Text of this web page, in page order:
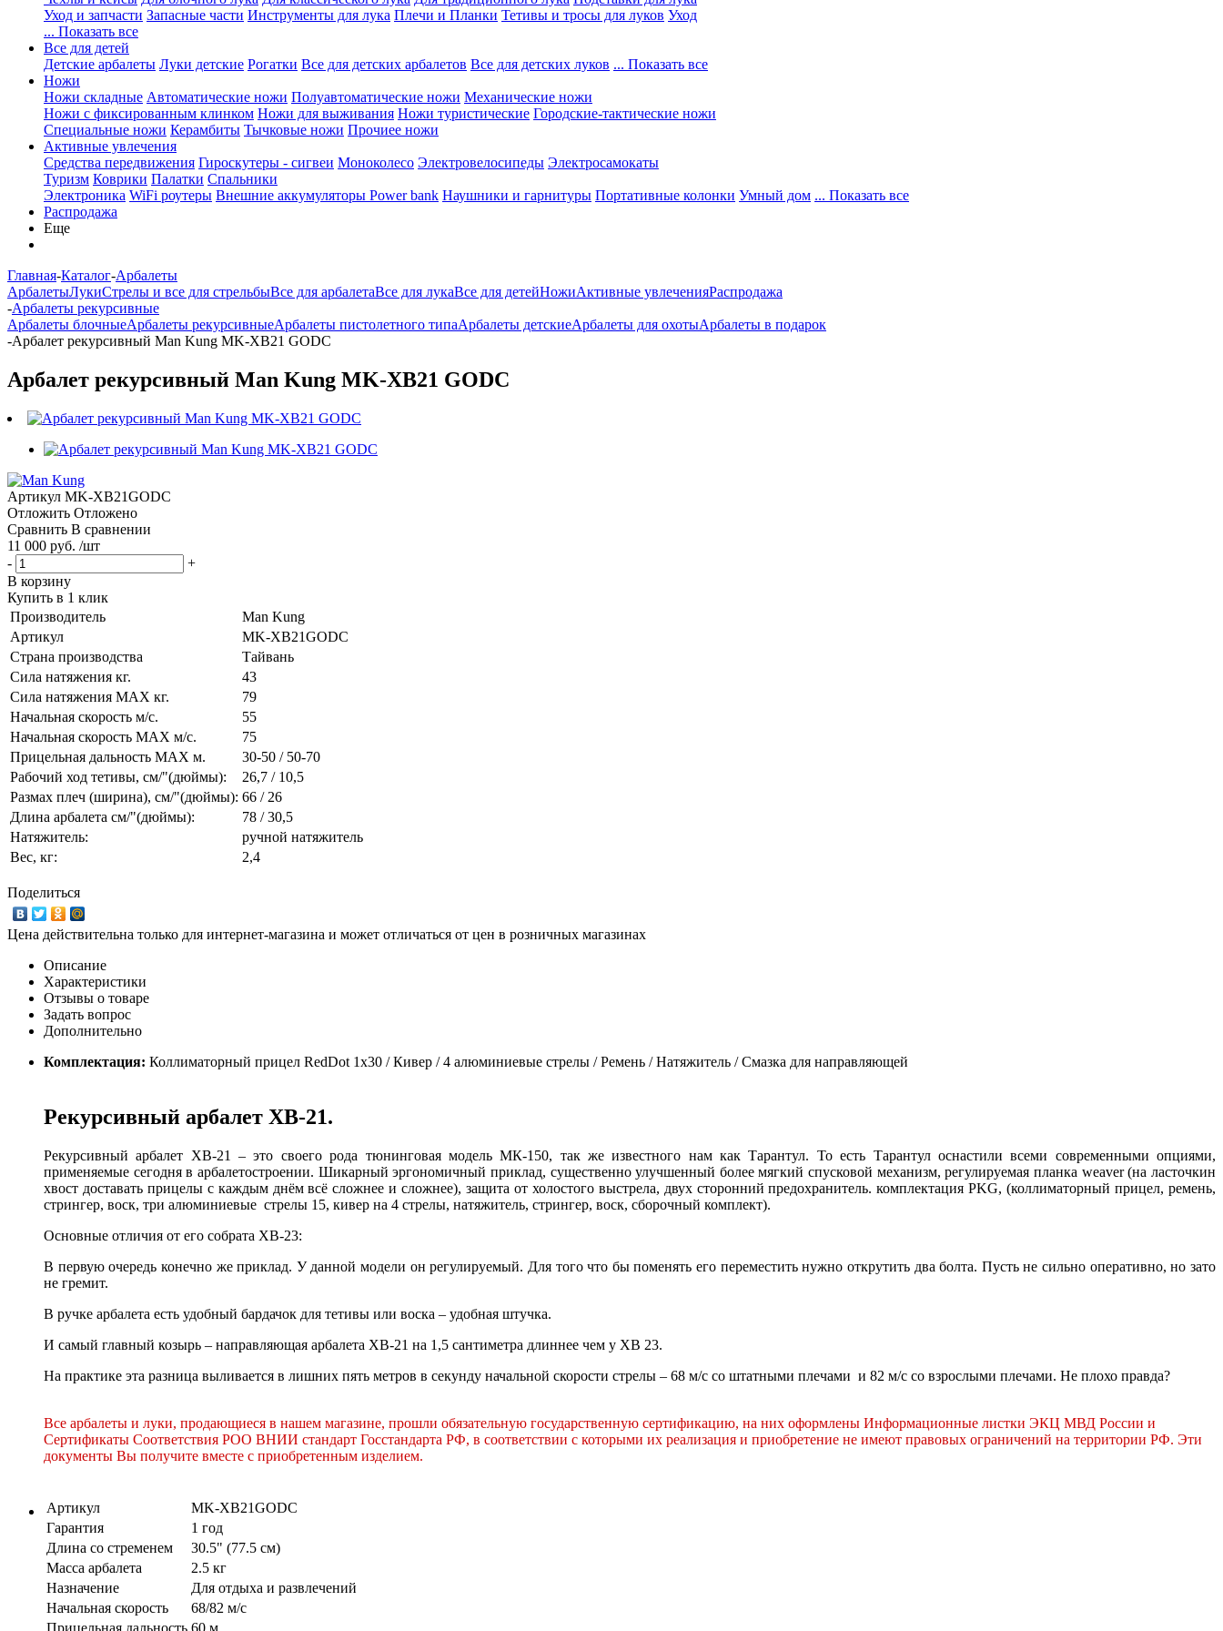
Уход и запчасти Запасные части Инструменты для лука Плечи и Планки Тетивы и тросы для луков Уход
... Показать все
Все для детей
Детские арбалеты Луки детские Рогатки Все для детских арбалетов Все для детских луков ... Показать все
Ножи
Ножи складные Автоматические ножи Полуавтоматические ножи Механические ножи
Ножи с фиксированным клинком Ножи для выживания Ножи туристические Городские-тактические ножи
Специальные ножи Керамбиты Тычковые ножи Прочиее ножи
Активные увлечения
Средства передвижения Гироскутеры - сигвеи Моноколесо Электровелосипеды Электросамокаты
Туризм Коврики Палатки Спальники
Электроника WiFi роутеры Внешние аккумуляторы Power bank Наушники и гарнитуры Портативные колонки Умный дом ... Показать все
Распродажа
Еще
Главная-Каталог-Арбалеты
АрбалетыЛукиСтрелы и все для стрельбыВсе для арбалетаВсе для лукаВсе для детейНожиАктивные увлеченияРаспродажа
-Арбалеты рекурсивные
Арбалеты блочныеАрбалеты рекурсивныеАрбалеты пистолетного типаАрбалеты детскиеАрбалеты для охотыАрбалеты в подарок
-Арбалет рекурсивный Man Kung MK-XB21 GODC
Арбалет рекурсивный Man Kung MK-XB21 GODC
Артикул MK-XB21GODC
Отложить Отложено
Сравнить В сравнении
11 000 руб. /шт
-
+
В корзину
Купить в 1 клик
Производитель
Man Kung
Артикул
MK-XB21GODC
Страна производства
Тайвань
Сила натяжения кг.
43
Сила натяжения MAX кг.
79
Начальная скорость м/с.
55
Начальная скорость MAX м/c.
75
Прицельная дальность MAX м.
30-50 / 50-70
Рабочий ход тетивы, см/"(дюймы):
26,7 / 10,5
Размах плеч (ширина), см/"(дюймы): 66 / 26
Длина арбалета см/"(дюймы):
78 / 30,5
Натяжитель:
ручной натяжитель
Вес, кг:
2,4
Поделиться
Цена действительна только для интернет-магазина и может отличаться от цен в розничных магазинах
Описание
Характеристики
Отзывы о товаре
Задать вопрос
Дополнительно
Комплектация: Коллиматорный прицел RedDot 1x30 / Кивер / 4 алюминиевые стрелы / Ремень / Натяжитель / Смазка для направляющей
Рекурсивный арбалет XB-21.
Рекурсивный арбалет XB-21 – это своего рода тюнинговая модель МК-150, так же известного нам как Тарантул. То есть Тарантул оснастили всеми современными опциями,
применяемые сегодня в арбалетостроении. Шикарный эргономичный приклад, существенно улучшенный более мягкий спусковой механизм, регулируемая планка weaver (на ласточкин
хвост доставать прицелы с каждым днём всё сложнее и сложнее), защита от холостого выстрела, двух сторонний предохранитель. комплектация PKG, (коллиматорный прицел, ремень,
стрингер, воск, три алюминиевые стрелы 15, кивер на 4 стрелы, натяжитель, стрингер, воск, сборочный комплект).
Основные отличия от его собрата XB-23:
В первую очередь конечно же приклад. У данной модели он регулируемый. Для того что бы поменять его переместить нужно открутить два болта. Пусть не сильно оперативно, но зато
не гремит.
В ручке арбалета есть удобный бардачок для тетивы или воска – удобная штучка.
И самый главный козырь – направляющая арбалета ХВ-21 на 1,5 сантиметра длиннее чем у ХВ 23.
На практике эта разница выливается в лишних пять метров в секунду начальной скорости стрелы – 68 м/с со штатными плечами и 82 м/с со взрослыми плечами. Не плохо правда?
Все арбалеты и луки, продающиеся в нашем магазине, прошли обязательную государственную сертификацию, на них оформлены Информационные листки ЭКЦ МВД России и
Сертификаты Соответствия РОО ВНИИ стандарт Госстандарта РФ, в соответствии с которыми их реализация и приобретение не имеют правовых ограничений на территории РФ. Эти
документы Вы получите вместе с приобретенным изделием.
Артикул
MK-XB21GODC
Гарантия
1 год
Длина со стременем
30.5" (77.5 см)
Масса арбалета
2.5 кг
Назначение
Для отдыха и развлечений
Начальная скорость
68/82 м/с
Прицельная дальность 60 м